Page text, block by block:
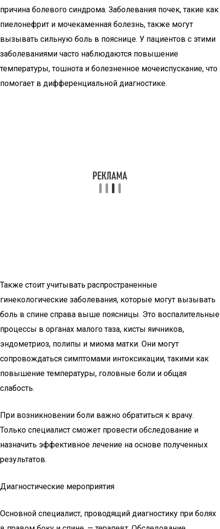
причина болевого синдрома. Заболевания почек, такие как
пиелонефрит и мочекаменная болезнь, также могут
вызывать сильную боль в пояснице. У пациентов с этими
заболеваниями часто наблюдаются повышение
температуры, тошнота и болезненное мочеиспускание, что
помогает в дифференциальной диагностике.
Также стоит учитывать распространенные
гинекологические заболевания, которые могут вызывать
боль в спине справа выше поясницы. Это воспалительные
процессы в органах малого таза, кисты яичников,
эндометриоз, полипы и миома матки. Они могут
сопровождаться симптомами интоксикации, такими как
повышение температуры, головные боли и общая
слабость.
При возникновении боли важно обратиться к врачу.
Только специалист сможет провести обследование и
назначить эффективное лечение на основе полученных
результатов.
Диагностические мероприятия
Основной специалист, проводящий диагностику при болях